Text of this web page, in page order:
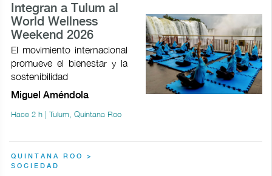
Integran a Tulum al
World Wellness
Weekend 2026
El movimiento internacional
promueve el bienestar y la
sostenibilidad
Miguel Améndola
Hace 2 h | Tulum, Quintana Roo
QUINTANA ROO >
SOCIEDAD